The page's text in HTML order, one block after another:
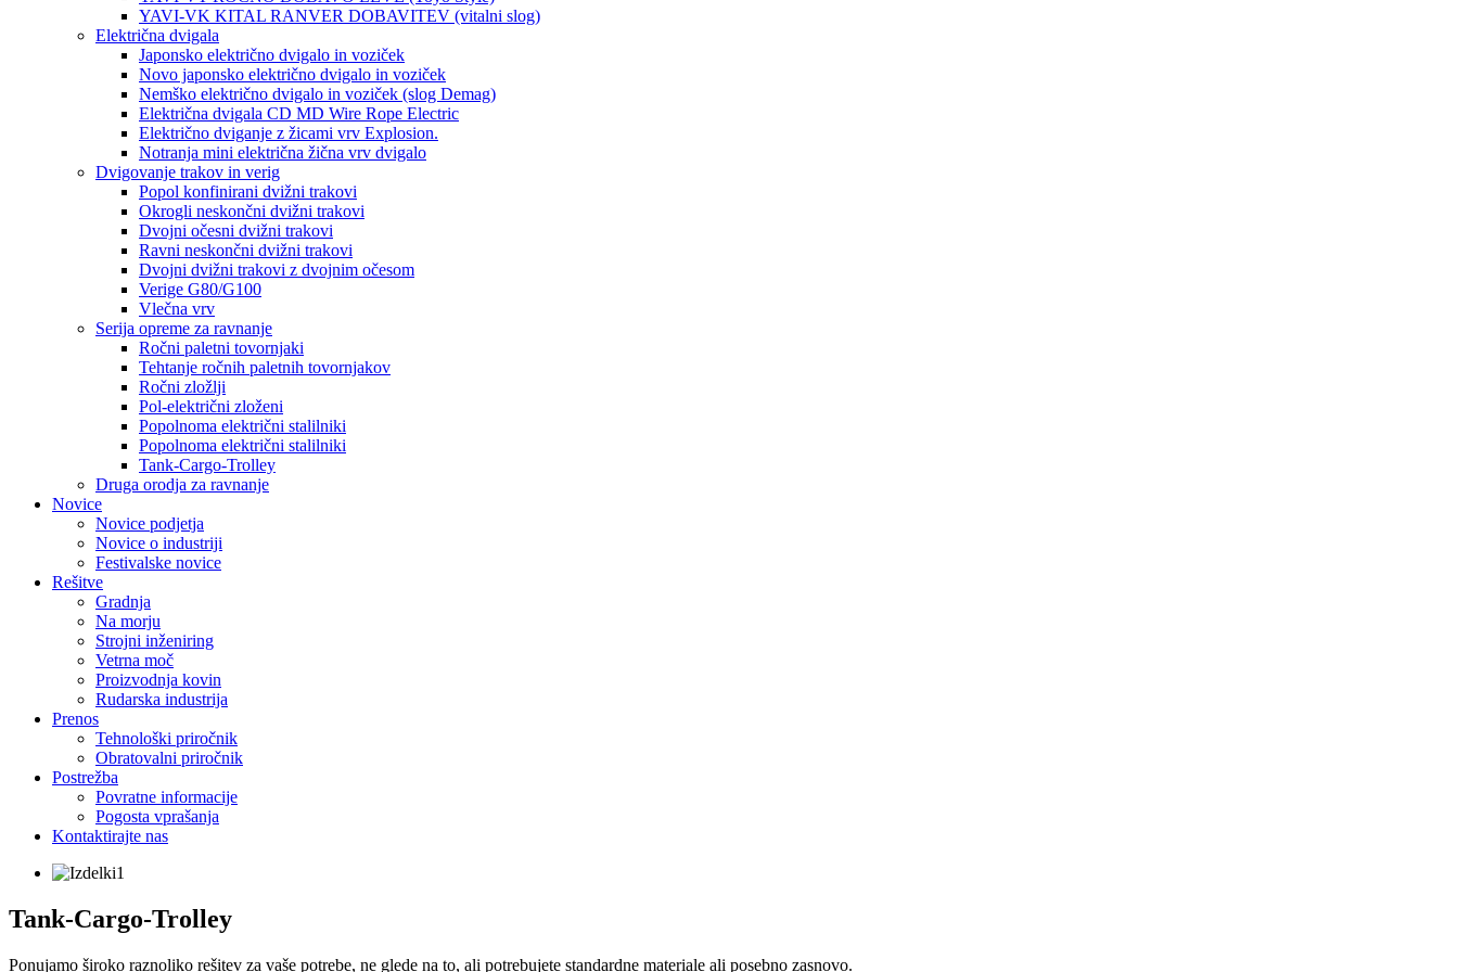
YAVI-VK KITAL RANVER DOBAVITEV (vitalni slog)
Električna dvigala
Japonsko električno dvigalo in voziček
Novo japonsko električno dvigalo in voziček
Nemško električno dvigalo in voziček (slog Demag)
Električna dvigala CD MD Wire Rope Electric
Električno dviganje z žicami vrv Explosion.
Notranja mini električna žična vrv dvigalo
Dvigovanje trakov in verig
Popol konfinirani dvižni trakovi
Okrogli neskončni dvižni trakovi
Dvojni očesni dvižni trakovi
Ravni neskončni dvižni trakovi
Dvojni dvižni trakovi z dvojnim očesom
Verige G80/G100
Vlečna vrv
Serija opreme za ravnanje
Ročni paletni tovornjaki
Tehtanje ročnih paletnih tovornjakov
Ročni zložlji
Pol-električni zloženi
Popolnoma električni stalilniki
Popolnoma električni stalilniki
Tank-Cargo-Trolley
Druga orodja za ravnanje
Novice
Novice podjetja
Novice o industriji
Festivalske novice
Rešitve
Gradnja
Na morju
Strojni inženiring
Vetrna moč
Proizvodnja kovin
Rudarska industrija
Prenos
Tehnološki priročnik
Obratovalni priročnik
Postrežba
Povratne informacije
Pogosta vprašanja
Kontaktirajte nas
Tank-Cargo-Trolley
Ponujamo široko raznoliko rešitev za vaše potrebe, ne glede na to, ali potrebujete standardne materiale ali posebno zasnovo.